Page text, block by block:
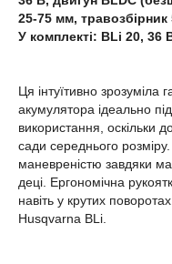
25-75 мм, травозбірник
У комплекті: BLi 20, 36
Ця інтуїтивно зрозуміла
акумулятора ідеально
використання, оскільки
сади середнього
маневреністю завдяки
деці. Ергономічна
навіть у крутих
Husqvarna BLi.